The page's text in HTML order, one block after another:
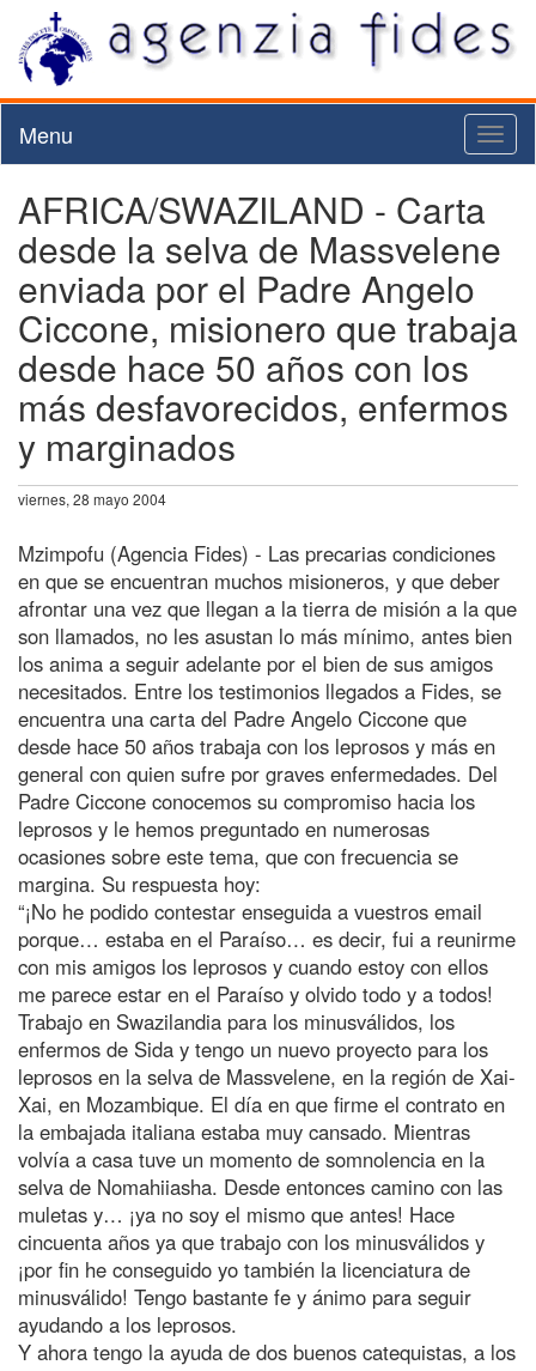
Menu
AFRICA/SWAZILAND - Carta
desde la selva de Massvelene
enviada por el Padre Angelo
Ciccone, misionero que trabaja
desde hace 50 años con los
más desfavorecidos, enfermos
y marginados
viernes, 28 mayo 2004
Mzimpofu (Agencia Fides) - Las precarias condiciones
en que se encuentran muchos misioneros, y que deber
afrontar una vez que llegan a la tierra de misión a la que
son llamados, no les asustan lo más mínimo, antes bien
los anima a seguir adelante por el bien de sus amigos
necesitados. Entre los testimonios llegados a Fides, se
encuentra una carta del Padre Angelo Ciccone que
desde hace 50 años trabaja con los leprosos y más en
general con quien sufre por graves enfermedades. Del
Padre Ciccone conocemos su compromiso hacia los
leprosos y le hemos preguntado en numerosas
ocasiones sobre este tema, que con frecuencia se
margina. Su respuesta hoy:
“¡No he podido contestar enseguida a vuestros email
porque… estaba en el Paraíso… es decir, fui a reunirme
con mis amigos los leprosos y cuando estoy con ellos
me parece estar en el Paraíso y olvido todo y a todos!
Trabajo en Swazilandia para los minusválidos, los
enfermos de Sida y tengo un nuevo proyecto para los
leprosos en la selva de Massvelene, en la región de Xai-
Xai, en Mozambique. El día en que firme el contrato en
la embajada italiana estaba muy cansado. Mientras
volvía a casa tuve un momento de somnolencia en la
selva de Nomahiiasha. Desde entonces camino con las
muletas y… ¡ya no soy el mismo que antes! Hace
cincuenta años ya que trabajo con los minusválidos y
¡por fin he conseguido yo también la licenciatura de
minusválido! Tengo bastante fe y ánimo para seguir
ayudando a los leprosos.
Y ahora tengo la ayuda de dos buenos catequistas, a los